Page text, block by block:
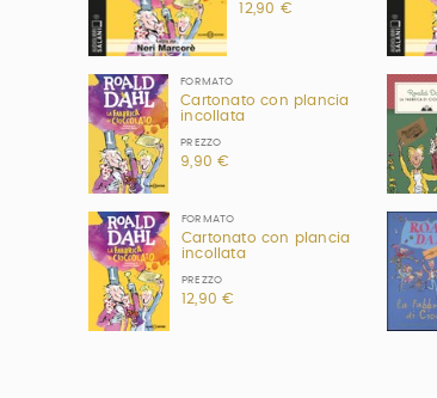
12,90 €
FORMATO
Cartonato con plancia
incollata
PREZZO
9,90 €
FORMATO
Cartonato con plancia
incollata
PREZZO
12,90 €